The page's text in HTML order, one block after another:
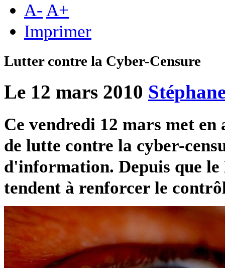
A- A+
Imprimer
Lutter contre la Cyber-Censure
Le 12 mars 2010
Ce vendredi 12 mars met
de lutte contre la cyber-
d'information. Depuis que
tendent à renforcer le